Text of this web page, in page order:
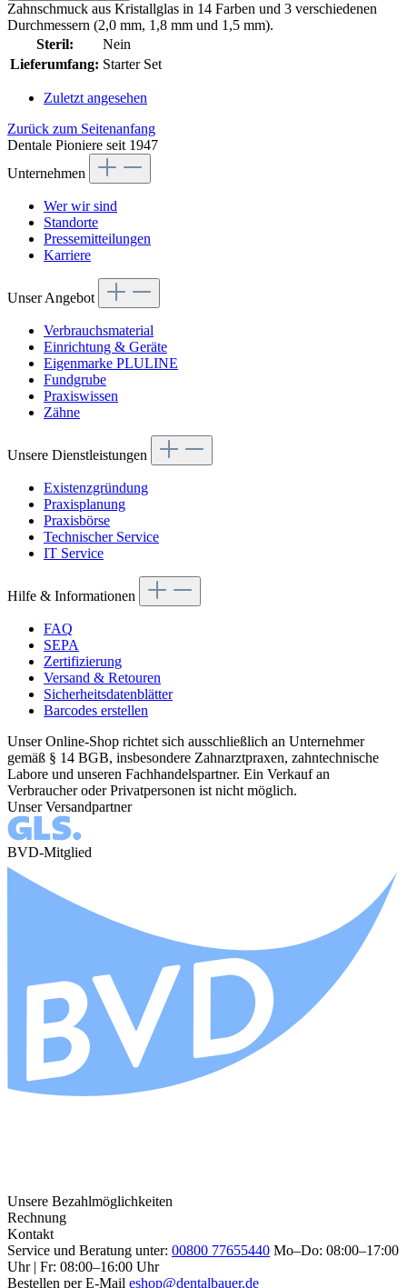
Zahnschmuck aus Kristallglas in 14 Farben und 3 verschiedenen
Durchmessern (2,0 mm, 1,8 mm und 1,5 mm).
Steril:
Nein
Lieferumfang: Starter Set
Zuletzt angesehen
Zurück zum Seitenanfang
Dentale Pioniere seit 1947
Unternehmen
Wer wir sind
Standorte
Pressemitteilungen
Karriere
Unser Angebot
Verbrauchsmaterial
Einrichtung & Geräte
Eigenmarke PLULINE
Fundgrube
Praxiswissen
Zähne
Unsere Dienstleistungen
Existenzgründung
Praxisplanung
Praxisbörse
Technischer Service
IT Service
Hilfe & Informationen
FAQ
SEPA
Zertifizierung
Versand & Retouren
Sicherheitsdatenblätter
Barcodes erstellen
Unser Online-Shop richtet sich ausschließlich an Unternehmer
gemäß § 14 BGB, insbesondere Zahnarztpraxen, zahntechnische
Labore und unseren Fachhandelspartner. Ein Verkauf an
Verbraucher oder Privatpersonen ist nicht möglich.
Unser Versandpartner
BVD-Mitglied
Unsere Bezahlmöglichkeiten
Rechnung
Kontakt
Service und Beratung unter: 00800 77655440 Mo–Do: 08:00–17:00
Uhr | Fr: 08:00–16:00 Uhr
Bestellen per E-Mail eshop@dentalbauer.de